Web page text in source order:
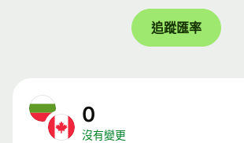
追蹤匯率
0
沒有變更